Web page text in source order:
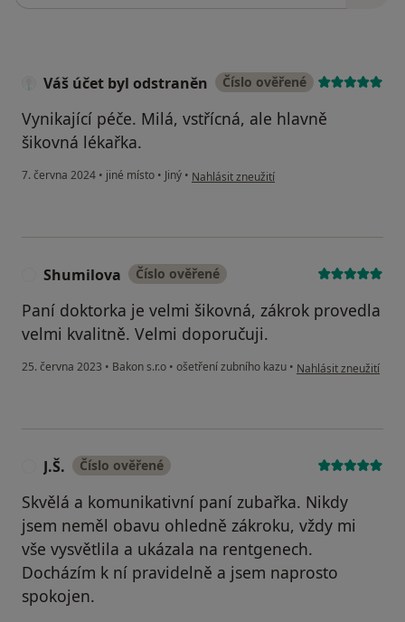
Váš účet byl odstraněn Číslo ověřené
Vynikající péče. Milá, vstřícná, ale hlavně
šikovná lékařka.
7. června 2024 • jiné místo • Jiný • podle názoru uživatele Váš účet byl
Nahlásit zneužití
Shumilova Číslo ověřené
Paní doktorka je velmi šikovná, zákrok provedla
velmi kvalitně. Velmi doporučuji.
25. června 2023 • Bakon s.r.o • ošetření zubního kazu • podle názoru
Nahlásit zneužití
J.Š. Číslo ověřené
Skvělá a komunikativní paní zubařka. Nikdy
jsem neměl obavu ohledně zákroku, vždy mi
vše vysvětlila a ukázala na rentgenech.
Docházím k ní pravidelně a jsem naprosto
spokojen.